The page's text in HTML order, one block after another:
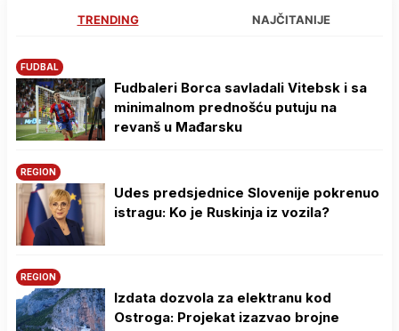
TRENDING NAJČITANIJE
FUDBAL
Fudbaleri Borca savladali Vitebsk i sa
minimalnom prednošću putuju na
revanš u Mađarsku
REGION
Udes predsjednice Slovenije pokrenuo
istragu: Ko je Ruskinja iz vozila?
REGION
Izdata dozvola za elektranu kod
Ostroga: Projekat izazvao brojne